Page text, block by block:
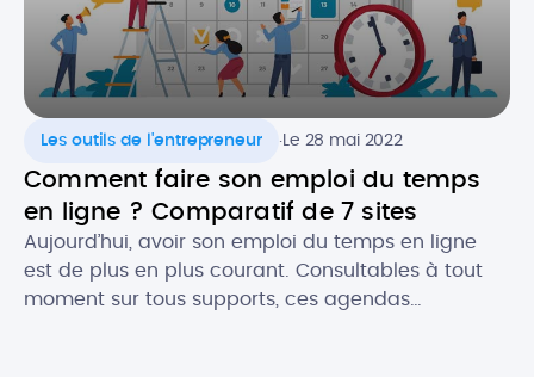
Les outils de l'entrepreneur Le 28 mai 2022
Comment faire son emploi du temps
en ligne ? Comparatif de 7 sites
Aujourd’hui, avoir son emploi du temps en ligne
est de plus en plus courant. Consultables à tout
moment sur tous supports, ces agendas